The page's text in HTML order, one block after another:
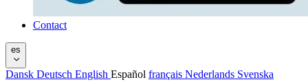
Contact
es
Dansk Deutsch English Español français Nederlands Svenska